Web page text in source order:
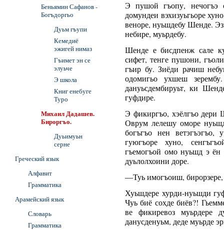
Э пушой гъопу, нечогъэ
домундеи вэхизуьгьоре
веноре, нуьшдебу Шенде.
небире, муьрдебу.
Шенде е бисдпенж сале
сифет, тенге пушони,
гъир бу. Зиёди рачиш
одомигьо ухшеш
дануьсдембируьт, ки
гуфдире.
Э фикиргъо, хэёлгъо дери
Оврум лелешу оморе
богъгъо нен ветэгъэгъо,
гуюгъоре хуно,
гъемогъой омо нуьшд э ён
дуьлолхоини доре.
―Туь имогъоиш, бирорзере,
Хуьшдере хурди-нуьшди
Чуь биё сохде биёв?!
ве фикиревоз муьрдере
данусденуьм, деде муьрде
Беньямин Сафанов -
Богъдоргьо
Дуьм гъупи
Кемедиё
эжигей нимаз
Гъимет эн се
элуьче
Э школа
Книг енебуге
Туро
Михаил Дадашев.
Бироргъо.
Дуьимуьн
серне
Греческий язык
Алфавит
Грамматика
Арамейский язык
Словарь
Грамматика